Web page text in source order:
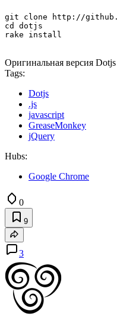
git clone http://
cd dotjs
rake install
Оригинальная версия
Tags:
Dotjs
.js
javascript
GreaseMonkey
jQuery
Hubs:
Google Chrome
0
9
3